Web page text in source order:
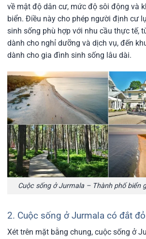
về mật độ dân cư, mức độ sôi động và
biển. Điều này cho phép người định cư
sinh sống phù hợp với nhu cầu thực tế,
dành cho nghỉ dưỡng và dịch vụ, đến
dành cho gia đình sinh sống lâu dài.
Cuộc sống ở Jurmala – Thành phố biển
2. Cuộc sống ở Jurmala có đắt
Xét trên mặt bằng chung, cuộc sống ở